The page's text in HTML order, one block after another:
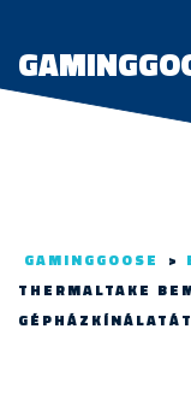
GAMINGGOOSE >
THERMALTAKE
GÉPHÁZKÍNÁLATÁT